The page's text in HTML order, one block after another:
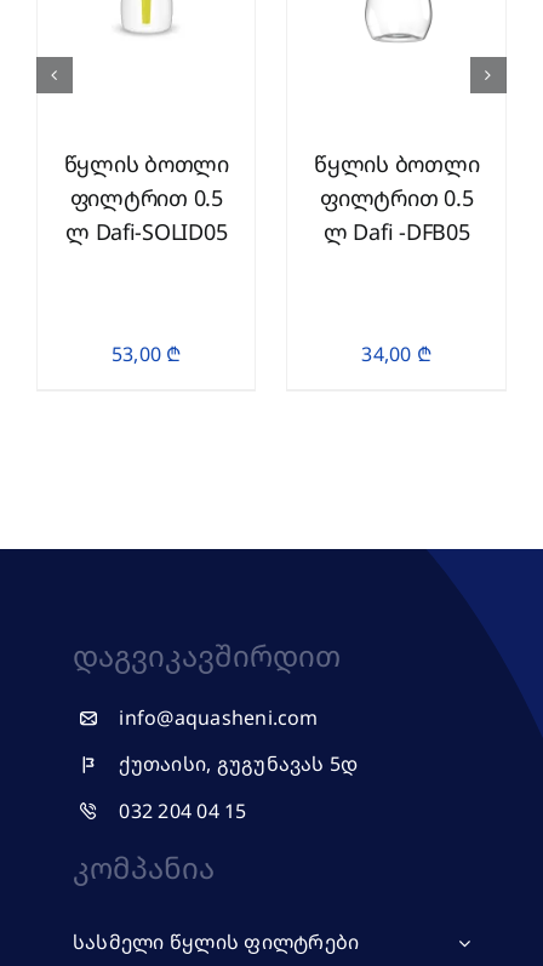
წყლის ბოთლი
ფილტრით 0.5
ლ Dafi-SOLID05
53,00 ₾
წყლის ბოთლი
ფილტრით 0.5
ლ Dafi -DFB05
34,00 ₾
Დაგვიკავშირდით
info@aquasheni.com
ქუთაისი, გუგუნავას 5დ
032 204 04 15
Კომპანია
სასმელი წყლის ფილტრები